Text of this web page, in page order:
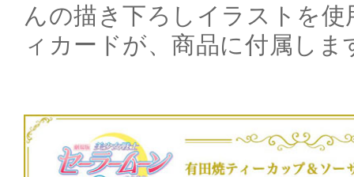
んの描き下ろしイラストを
ィカードが、商品に付属しま